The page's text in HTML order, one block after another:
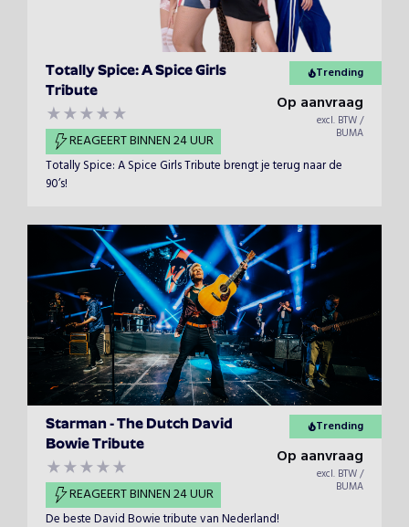
Totally Spice: A Spice Girls
Tribute
REAGEERT BINNEN 24 UUR
Trending
Op aanvraag
excl. BTW /
BUMA
Totally Spice: A Spice Girls Tribute brengt je terug naar de
90’s!
Starman - The Dutch David
Bowie Tribute
REAGEERT BINNEN 24 UUR
Trending
Op aanvraag
excl. BTW /
BUMA
De beste David Bowie tribute van Nederland!